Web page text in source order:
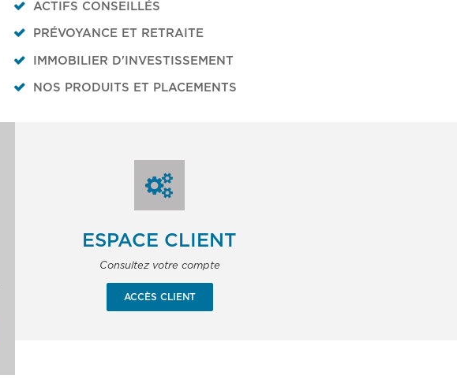
ACTIFS CONSEILLÉS
PRÉVOYANCE ET RETRAITE
IMMOBILIER D'INVESTISSEMENT
NOS PRODUITS ET PLACEMENTS
ESPACE CLIENT
Consultez votre compte
ACCÈS CLIENT